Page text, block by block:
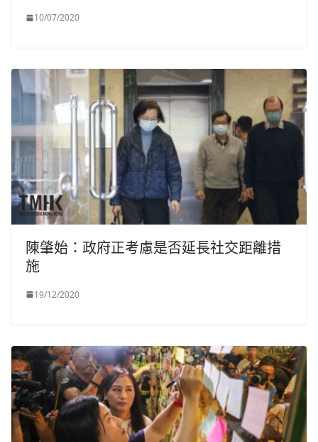
10/07/2020
陳肇始：政府正考慮是否延長社交距離措
施
19/12/2020